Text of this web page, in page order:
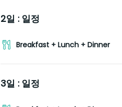
2일 : 일정
Breakfast + Lunch + Dinner
3일 : 일정